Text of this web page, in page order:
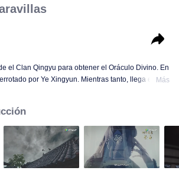
el Clan Qingyu para obtener el Oráculo Divino. En
por Ye Xingyun. Mientras tanto, llega el
en la disputa entre el Señor Demonio y Ye
Más